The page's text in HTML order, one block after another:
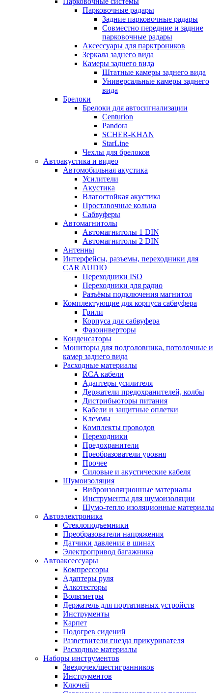
Парковочные радары
Задние парковочные радары
Совместно передние и задние
парковочные радары
Аксессуары для парктроников
Зеркала заднего вида
Камеры заднего вида
Штатные камеры заднего вида
Универсальные камеры заднего
вида
Брелоки
Брелоки для автосигнализации
Centurion
Pandora
SCHER-KHAN
StarLine
Чехлы для брелоков
Автоакустика и видео
Автомобильная акустика
Усилители
Акустика
Влагостойкая акустика
Проставочные кольца
Сабвуферы
Автомагнитолы
Автомагнитолы 1 DIN
Автомагнитолы 2 DIN
Антенны
Интерфейсы, разъемы, переходники для
CAR AUDIO
Переходники ISO
Переходники для радио
Разъёмы подключения магнитол
Комплектующие для корпуса сабвуфера
Грили
Корпуса для сабвуфера
Фазоинверторы
Конденсаторы
Мониторы для подголовника, потолочные и
камер заднего вида
Расходные материалы
RCA кабели
Адаптеры усилителя
Держатели предохранителей, колбы
Дистрибьюторы питания
Кабели и защитные оплетки
Клеммы
Комплекты проводов
Переходники
Предохранители
Преобразователи уровня
Прочее
Силовые и акустические кабеля
Шумоизоляция
Виброизоляционные материалы
Инструменты для шумоизоляции
Шумо-тепло изоляционные материалы
Автоэлектроника
Стеклоподъемники
Преобразователи напряжения
Датчики давления в шинах
Электропривод багажника
Автоаксессуары
Компрессоры
Адаптеры руля
Алкотесторы
Вольтметры
Держатель для портативных устройств
Инструменты
Карпет
Подогрев сидений
Разветвители гнезда прикуривателя
Расходные материалы
Наборы инструментов
Звездочек/шестигранников
Инструментов
Ключей